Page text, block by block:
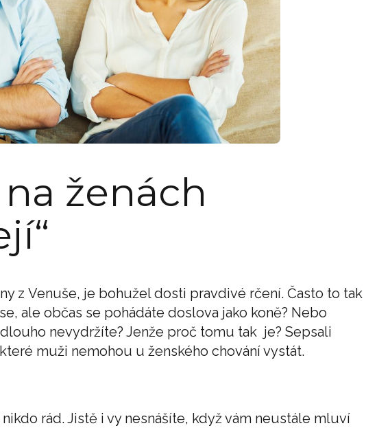
ženách
z Venuše, je bohužel dosti pravdivé rčení. Často to tak
ale občas se pohádáte doslova jako koně? Nebo
nevydržíte? Jenže proč tomu tak je? Sepsali
muži nemohou u ženského chování vystát.
rád. Jistě i vy nesnášíte, když vám neustále mluví